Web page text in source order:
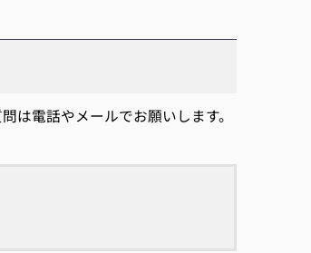
電話やメールでお願いします。